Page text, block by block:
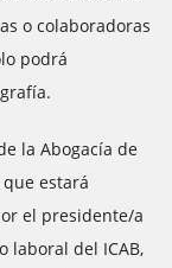
o colaboradoras
podrá
la Abogacía de
que estará
el presidente/a
laboral del ICAB,